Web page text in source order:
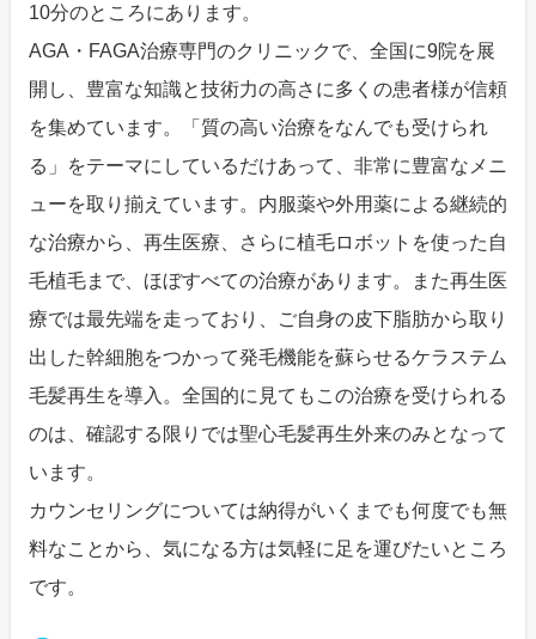
10分のところにあります。
AGA・FAGA治療専門のクリニックで、全国に9院を展
開し、豊富な知識と技術力の高さに多くの患者様が信頼
を集めています。「質の高い治療をなんでも受けられ
る」をテーマにしているだけあって、非常に豊富なメニ
ューを取り揃えています。内服薬や外用薬による継続的
な治療から、再生医療、さらに植毛ロボットを使った自
毛植毛まで、ほぼすべての治療があります。また再生医
療では最先端を走っており、ご自身の皮下脂肪から取り
出した幹細胞をつかって発毛機能を蘇らせるケラステム
毛髪再生を導入。全国的に見てもこの治療を受けられる
のは、確認する限りでは聖心毛髪再生外来のみとなって
います。
カウンセリングについては納得がいくまでも何度でも無
料なことから、気になる方は気軽に足を運びたいところ
です。